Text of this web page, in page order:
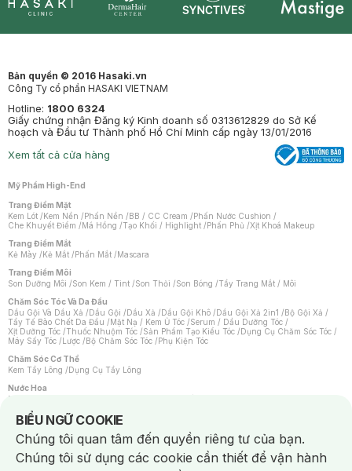
Bản quyền © 2016 Hasaki.vn
Công Ty cổ phần HASAKI VIETNAM
Hotline: 1800 6324
Giấy chứng nhận Đăng ký Kinh doanh số 0313612829 do Sở Kế
hoạch và Đầu tư Thành phố Hồ Chí Minh cấp ngày 13/01/2016
Xem tất cả cửa hàng
Mỹ Phẩm High-End
Trang Điểm Mặt
Kem Lót /Kem Nền /Phấn Nền /BB / CC Cream /Phấn Nước Cushion /
Che Khuyết Điểm /Má Hồng /Tạo Khối / Highlight /Phấn Phủ /Xịt Khoá Makeup
Trang Điểm Mắt
Kẻ Mày /Kẻ Mắt /Phấn Mắt /Mascara
Trang Điểm Môi
Son Dưỡng Môi /Son Kem / Tint /Son Thỏi /Son Bóng /Tẩy Trang Mắt / Môi
Chăm Sóc Tóc Và Da Đầu
Dầu Gội Và Dầu Xả /Dầu Gội /Dầu Xả /Dầu Gội Khô /Dầu Gội Xả 2in1 /Bộ Gội Xả /
Tẩy Tế Bào Chết Da Đầu /Mặt Nạ / Kem Ủ Tóc /Serum / Dầu Dưỡng Tóc /
Xịt Dưỡng Tóc /Thuốc Nhuộm Tóc /Sản Phẩm Tạo Kiểu Tóc /Dụng Cụ Chăm Sóc Tóc /
Máy Sấy Tóc /Lược /Bộ Chăm Sóc Tóc /Phụ Kiện Tóc
Chăm Sóc Cơ Thể
Kem Tẩy Lông /Dụng Cụ Tẩy Lông
Nước Hoa
Nước Hoa Nữ
Chăm Sóc Cá Nhân
Chống Muỗi /Khẩu Trang /Máy Massage/Mặt Nạ Xông Hơi /Nước Rửa Tay/
Sản Phẩm Chăm Sóc Khác /Bàn Chải Đánh Răng /Bàn Chải Điện/
Hỗ Trợ Trắng Răng/Kem Đánh Răng /Máy Tăm Nước/ Nước Súc Miệng/
Tăm / Chỉ Nha Khoa/ Xịt Thơm Miệng / Dung Dịch Vệ Sinh/Dưỡng Vùng Kín/
BIỂU NGỮ COOKIE
Notice about cookies usage
Chúng tôi quan tâm đến quyền riêng tư của bạn.
Chúng tôi sử dụng các cookie cần thiết để vận hành